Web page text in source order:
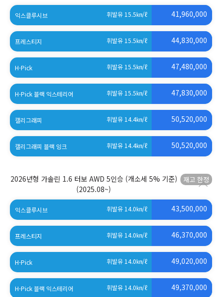
익스클루시브 휘발유 15.5㎞/ℓ
41,960,000
프레스티지 휘발유 15.5㎞/ℓ
44,830,000
H-Pick 휘발유 15.5㎞/ℓ
47,480,000
H-Pick 블랙 익스테리어 휘발유 15.5㎞/ℓ
47,830,000
캘리그래피 휘발유 14.4㎞/ℓ
50,520,000
캘리그래피 블랙 잉크 휘발유 14.4㎞/ℓ
50,520,000
2026년형 가솔린 1.6 터보 AWD 5인승 (개소세 5% 기준)
(2025.08~)
익스클루시브 휘발유 14.0㎞/ℓ 43,500,000
프레스티지 휘발유 14.0㎞/ℓ 46,370,000
H-Pick 휘발유 14.0㎞/ℓ 49,020,000
H-Pick 블랙 익스테리어 휘발유 14.0㎞/ℓ 49,370,000